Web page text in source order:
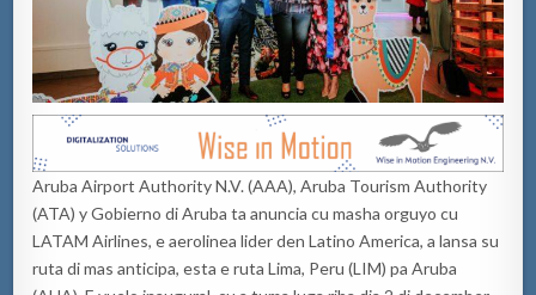
Aruba Airport Authority N.V. (AAA), Aruba Tourism Authority
(ATA) y Gobierno di Aruba ta anuncia cu masha orguyo cu
LATAM Airlines, e aerolinea lider den Latino America, a lansa su
ruta di mas anticipa, esta e ruta Lima, Peru (LIM) pa Aruba